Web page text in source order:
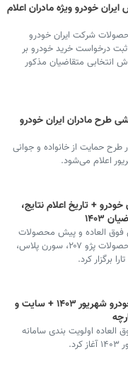
خودرو ویژه مادران اعلام
شرکت ایران خودرو
ثبت درخواست خرید خودرو بر
متقاضیان مذکور
طرح مادران ایران‌ خودرو
طرح حمایت از خانواده و جوانی
+ تاریخ اعلام نتایج،
۱۴۰۳
فوق العاده و پیش محصولات
ویژه متقاضیان عادی را برای محصولات پژو ۲۰۷، سورن پلاس،
برگزار کرد.
ثبت نام ایران خودرو شهریور ۱۴۰۳ + سایت و
العاده اولویت بندی سامانه